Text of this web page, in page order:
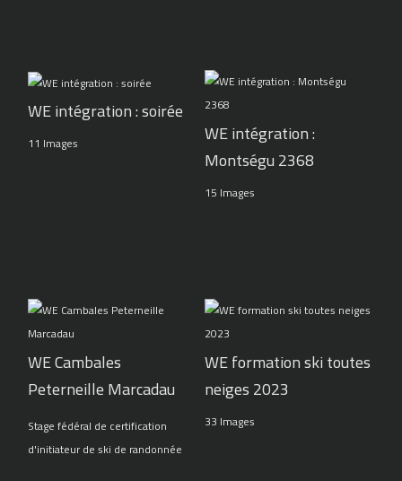
WE intégration : soirée
11 Images
WE intégration :
Montségu 2368
15 Images
WE Cambales
Peterneille Marcadau
Stage fédéral de certification
d'initiateur de ski de randonnée
WE formation ski toutes
neiges 2023
33 Images